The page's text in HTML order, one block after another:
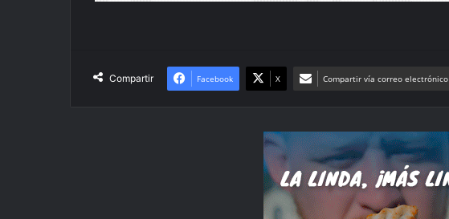
Compartir Facebook X Compartir vía correo electrónico